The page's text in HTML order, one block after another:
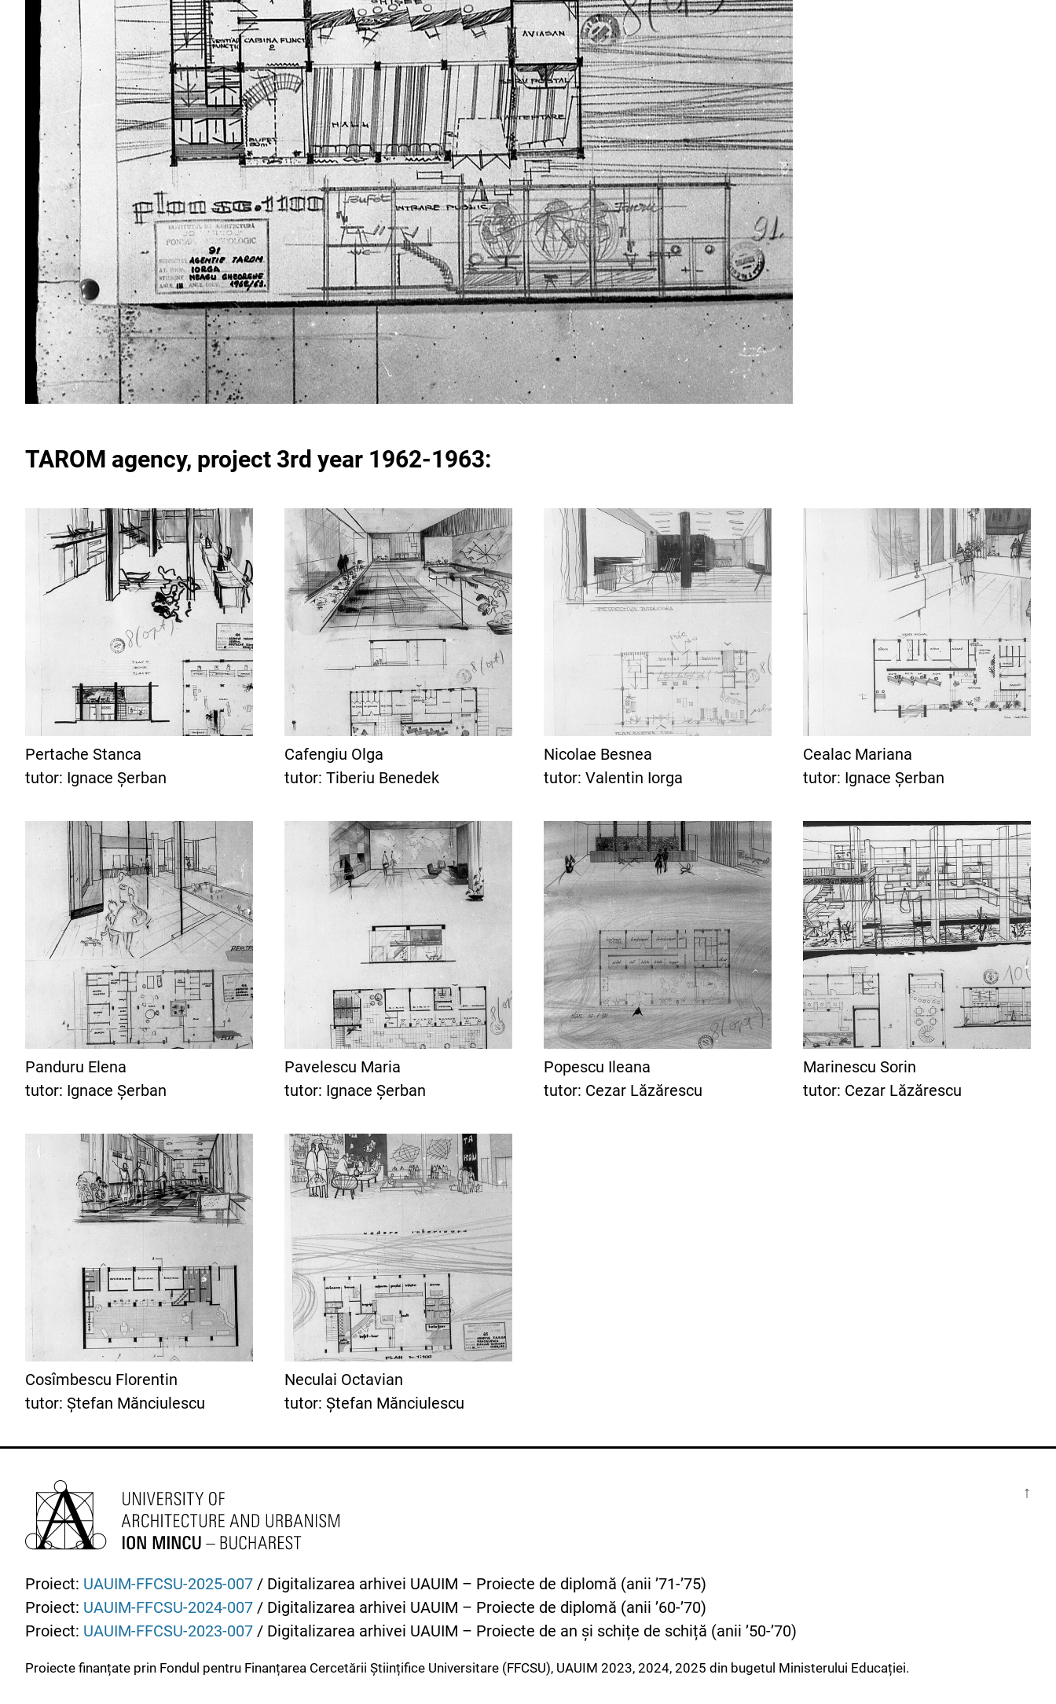
TAROM agency, project 3rd year 1962-1963:
Pertache Stanca
tutor: Ignace Șerban
Cafengiu Olga
tutor: Tiberiu Benedek
Nicolae Besnea
tutor: Valentin Iorga
Cealac Mariana
tutor: Ignace Șerban
Panduru Elena
tutor: Ignace Șerban
Pavelescu Maria
tutor: Ignace Șerban
Popescu Ileana
tutor: Cezar Lăzărescu
Marinescu Sorin
tutor: Cezar Lăzărescu
Cosîmbescu Florentin
tutor: Ștefan Mănciulescu
Neculai Octavian
tutor: Ștefan Mănciulescu
↑
Proiect: UAUIM-FFCSU-2025-007 / Digitalizarea arhivei UAUIM – Proiecte de diplomă (anii ’71-’75)
Proiect: UAUIM-FFCSU-2024-007 / Digitalizarea arhivei UAUIM – Proiecte de diplomă (anii ’60-’70)
Proiect: UAUIM-FFCSU-2023-007 / Digitalizarea arhivei UAUIM – Proiecte de an și schițe de schiță (anii ’50-’70)
Proiecte finanțate prin Fondul pentru Finanțarea Cercetării Științifice Universitare (FFCSU), UAUIM 2023, 2024, 2025 din bugetul Ministerului Educației.